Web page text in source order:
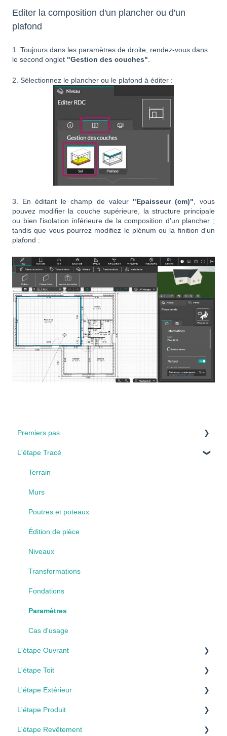
Editer la composition d'un plancher ou d'un
plafond
1. Toujours dans les paramètres de droite, rendez-vous dans
le second onglet "Gestion des couches"
2. Sélectionnez le plancher ou le plafond à éditer :
3. En éditant le champ de valeur "Epaisseur (cm)", vous
pouvez modifier la couche supérieure, la structure principale
ou bien l'isolation inférieure de la composition d'un plancher ;
tandis que vous pourrez modifiez le plénum ou la finition d'un
plafond :
Premiers pas
Installation & Envirronement
Interface
Les étapes
Paramètres
L'étape Tracé
Terrain
Murs
Poutres et poteaux
Édition de pièce
Niveaux
Transformations
Fondations
Paramètres
Cas d'usage
L'étape Ouvrant
Création des ouvrants
Personnalisation
Pose optimisée
Trémie
L'étape Toit
Création toiture
Modification toiture
Équipements & finitions
L'étape Extérieur
Aménagement du terrain
Talus et murs de soutènement
L'étape Produit
Produits
L'étape Revêtement